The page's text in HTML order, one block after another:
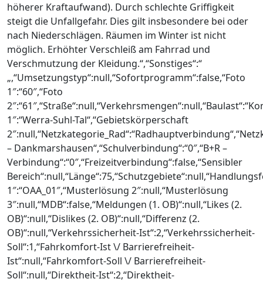
höherer Kraftaufwand). Durch schlechte Griffigkeit
steigt die Unfallgefahr. Dies gilt insbesondere bei oder
nach Niederschlägen. Räumen im Winter ist nicht
möglich. Erhöhter Verschleiß am Fahrrad und
Verschmutzung der Kleidung.“,“Sonstiges“:“
„,“Umsetzungstyp“:null,“Sofortprogramm“:false,“Foto
1″:“60″,“Foto
1″:“Werra-Suhl-Tal“,“Gebietskörperschaft
– Dankmarshausen“,“Schulverbindung“:“0″,“B+R –
Verbindung“:“0″,“Freizeitverbindung“:false,“Sensibler
1″:“OAA_01″,“Musterlösung 2″:null,“Musterlösung
3″:null,“MDB“:false,“Meldungen (1. OB)“:null,“Likes (2.
OB)“:null,“Dislikes (2. OB)“:null,“Differenz (2.
OB)“:null,“Verkehrssicherheit-Ist“:2,“Verkehrssicherheit-
Soll“:1,“Fahrkomfort-Ist \/ Barrierefreiheit-
Ist“:null,“Fahrkomfort-Soll \/ Barrierefreiheit-
Soll“:null,“Direktheit-Ist“:2,“Direktheit-